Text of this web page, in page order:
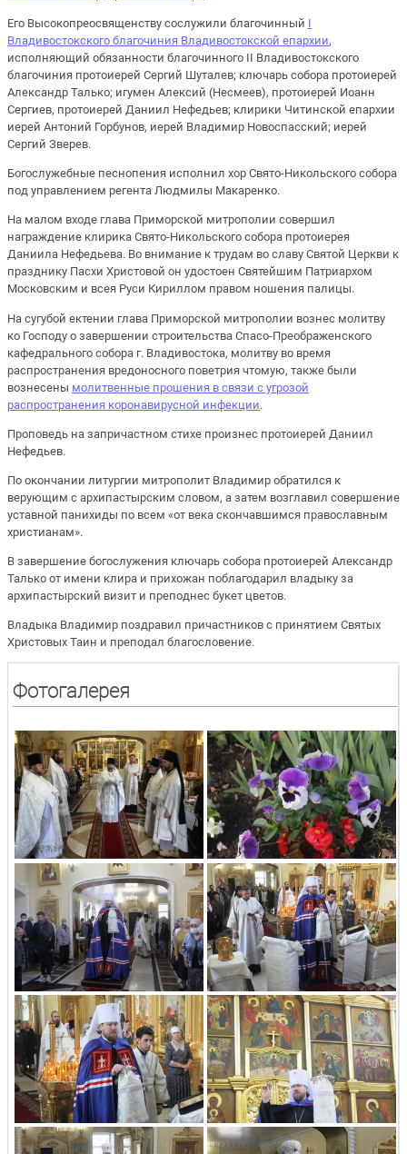
Его Высокопреосвященству сослужили благочинный I
Владивостокского благочиния Владивостокской епархии,
исполняющий обязанности благочинного II Владивостокского
благочиния протоиерей Сергий Шуталев; ключарь собора протоиерей
Александр Талько; игумен Алексий (Несмеев), протоиерей Иоанн
Сергиев, протоиерей Даниил Нефедьев; клирики Читинской епархии
иерей Антоний Горбунов, иерей Владимир Новоспасский; иерей
Сергий Зверев.
Богослужебные песнопения исполнил хор Свято-Никольского собора
под управлением регента Людмилы Макаренко.
На малом входе глава Приморской митрополии совершил
награждение клирика Свято-Никольского собора протоиерея
Даниила Нефедьева. Во внимание к трудам во славу Святой Церкви к
празднику Пасхи Христовой он удостоен Святейшим Патриархом
Московским и всея Руси Кириллом правом ношения палицы.
На сугубой ектении глава Приморской митрополии вознес молитву
ко Господу о завершении строительства Спасо-Преображенского
кафедрального собора г. Владивостока, молитву во время
распространения вредоносного поветрия чтомую, также были
вознесены молитвенные прошения в связи с угрозой
распространения коронавирусной инфекции.
Проповедь на запричастном стихе произнес протоиерей Даниил
Нефедьев.
По окончании литургии митрополит Владимир обратился к
верующим с архипастырским словом, а затем возглавил совершение
уставной панихиды по всем «от века скончавшимся православным
христианам».
В завершение богослужения ключарь собора протоиерей Александр
Талько от имени клира и прихожан поблагодарил владыку за
архипастырский визит и преподнес букет цветов.
Владыка Владимир поздравил причастников с принятием Святых
Христовых Таин и преподал благословение.
Фотогалерея